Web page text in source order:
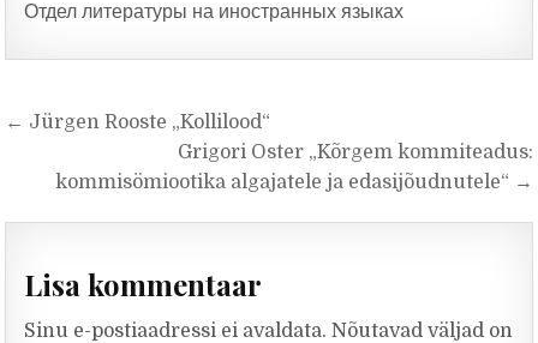
Отдел литературы на иностранных языках
Navigeerimine
← Jürgen Rooste „Kollilood“
Grigori Oster „Kõrgem kommiteadus:
kommisömiootika algajatele ja edasijõudnutele“ →
Lisa kommentaar
Sinu e-postiaadressi ei avaldata. Nõutavad väljad on